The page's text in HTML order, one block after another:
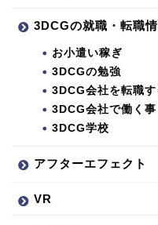
3DCGの就職・転職
お小遣い稼ぎ
3DCGの勉強
3DCG会社を転職す
3DCG会社で働く事
3DCG学校
アフターエフェクト
VR